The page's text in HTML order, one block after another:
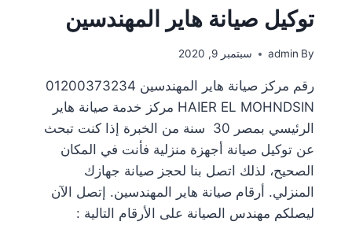
توكيل صيانة هاير المهندسين
By
admin سبتمبر 9, 2020
رقم مركز صيانة هاير المهندسين 01200373234
HAIER EL MOHNDSIN مركز خدمة صيانة هاير
الرئيسي بمصر 30 سنة من الخبرة إذا كنت تبحث
عن توكيل صيانة أجهزة منزلية فأنت في المكان
الصحيح، لذلك اتصل بنا لحجز صيانة جهازك
المنزلي. أرقام صيانة هاير المهندسين. إتصل الآن
ليصلكم مهندس الصيانة على الأرقام التالية :